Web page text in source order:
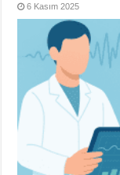
6 Kasım 2025